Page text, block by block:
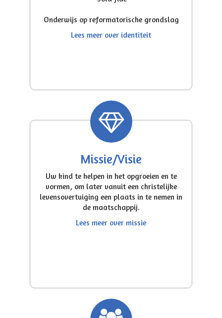
Onderwijs op reformatorische grondslag
Lees meer over identiteit
Missie/Visie
Uw kind te helpen in het opgroeien en te
vormen, om later vanuit een christelijke
levensovertuiging een plaats in te nemen in
de maatschappij.
Lees meer over missie